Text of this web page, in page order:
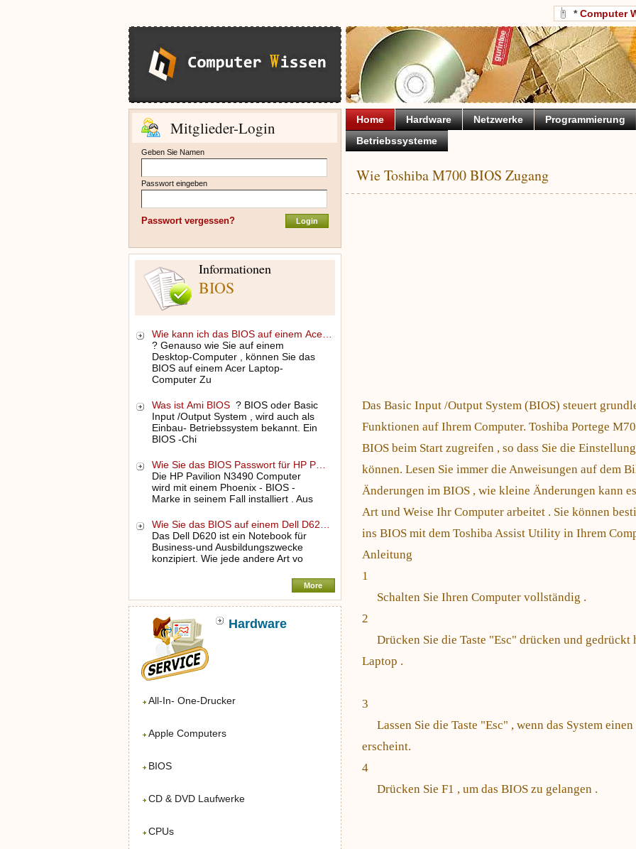
Mitglieder-Login
Geben Sie Namen
Passwort eingeben
Passwort vergessen?
Informationen
BIOS
Wie kann ich das BIOS auf einem Ace…
? Genauso wie Sie auf einem
Desktop-Computer , können Sie das
BIOS auf einem Acer Laptop-
Computer Zu
Was ist Ami BIOS ? BIOS oder Basic
Input /Output System , wird auch als
Einbau- Betriebssystem bekannt. Ein
BIOS -Chi
Wie Sie das BIOS Passwort für HP P…
Die HP Pavilion N3490 Computer
wird mit einem Phoenix - BIOS -
Marke in seinem Fall installiert . Aus
Wie Sie das BIOS auf einem Dell D62…
Das Dell D620 ist ein Notebook für
Business-und Ausbildungszwecke
konzipiert. Wie jede andere Art vo
More
Hardware
All-In- One-Drucker
Apple Computers
BIOS
CD & DVD Laufwerke
CPUs
*Computer
Home Hardware Netzwerke Programmierung
Betriebssysteme
Wie Toshiba M700 BIOS Zugang
Das Basic Input /Output System (BIOS) steuert
Funktionen auf Ihrem Computer. Toshiba Portege
BIOS beim Start zugreifen , so dass Sie die
können. Lesen Sie immer die Anweisungen auf dem
Änderungen im BIOS , wie kleine Änderungen kann
Art und Weise Ihr Computer arbeitet . Sie können
ins BIOS mit dem Toshiba Assist Utility in Ihrem
Anleitung
1
Schalten Sie Ihren Computer vollständig .
2
Drücken Sie die Taste "Esc" drücken und
Laptop .
3
Lassen Sie die Taste "Esc" , wenn das System
erscheint.
4
Drücken Sie F1 , um das BIOS zu gelangen .